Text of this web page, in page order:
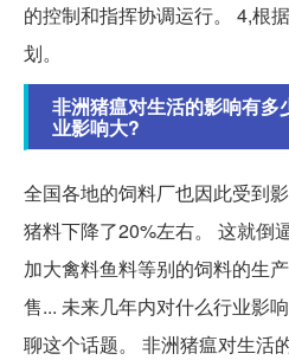
的控制和指挥协调运行。 4,根
划。
非洲猪瘟对生活的影响有
业影响大?
全国各地的饲料厂也因此受到
猪料下降了20%左右。 这就倒
加大禽料鱼料等别的饲料的生
售... 未来几年内对什么行业影
聊这个话题。 非洲猪瘟对生活